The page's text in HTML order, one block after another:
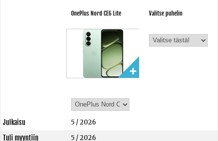
OnePlus Nord CE6 Lite Valitse puhelin
Julkaisu
5 / 2026
Tuli myyntiin
5 / 2026